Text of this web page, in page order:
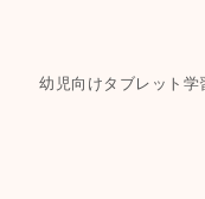
幼児向けタブレット学